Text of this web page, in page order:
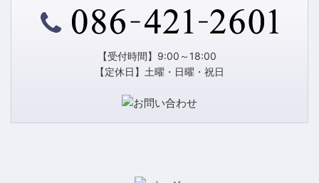
【受付時間】9:00～18:00
【定休日】土曜・日曜・祝日